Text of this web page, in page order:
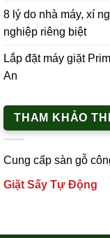
8 lý do nhà máy, xí
nghiệp riêng biệt
Lắp đặt máy giặt
An
THAM KHẢO
Cung cấp sàn gỗ
Giặt Sấy Tự Động